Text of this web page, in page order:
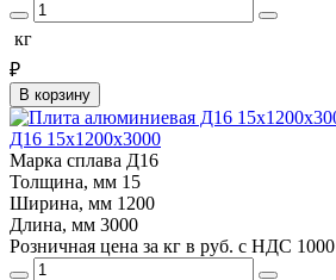
кг
₽
В корзину
Д16 15х1200х3000
Марка сплава Д16
Толщина, мм 15
Ширина, мм 1200
Длина, мм 3000
Розничная цена за кг в руб. с НДС 1000